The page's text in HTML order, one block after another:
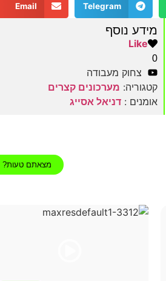
Telegram
Email
מידע נוסף
Like
0
צחוק מעבודה
קטגוריה: מערכונים קצרים
אומנים : דניאל אסייג
מצאתם טעות?